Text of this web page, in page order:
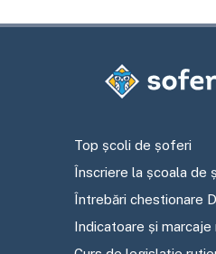
Top școli de șoferi
Înscriere la școala de
Întrebări chestionare
Indicatoare și marcaje